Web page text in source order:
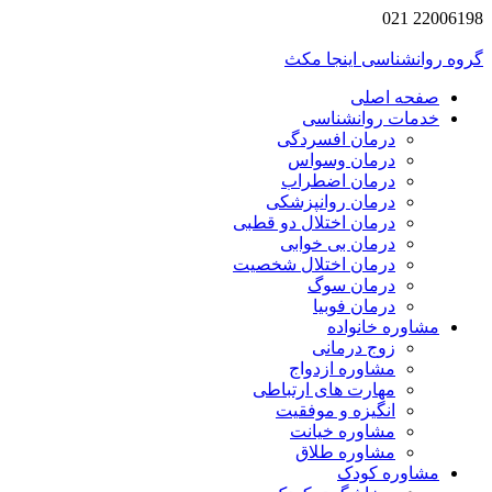
روانشناسی اینجا مکث
صفحه اصلی
خدمات روانشناسی
درمان افسردگی
درمان وسواس
درمان اضطراب
درمان روانپزشکی
درمان اختلال دو قطبی
درمان بی خوابی
درمان اختلال شخصیت
درمان سوگ
درمان فوبیا
مشاوره خانواده
زوج درمانی
مشاوره ازدواج
مهارت های ارتباطی
انگیزه و موفقیت
مشاوره خیانت
مشاوره طلاق
مشاوره کودک